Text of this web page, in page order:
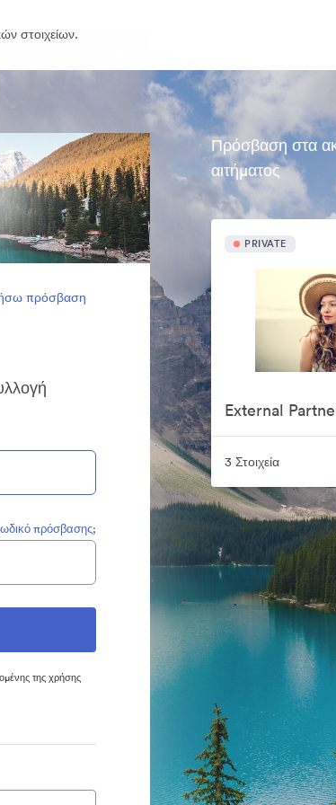
στοιχείων.
πρόσβαση
πρόσβασης;
της χρήσης
Πρόσβαση στα
αιτήματος
PRIVATE
External
3 Στοιχεία